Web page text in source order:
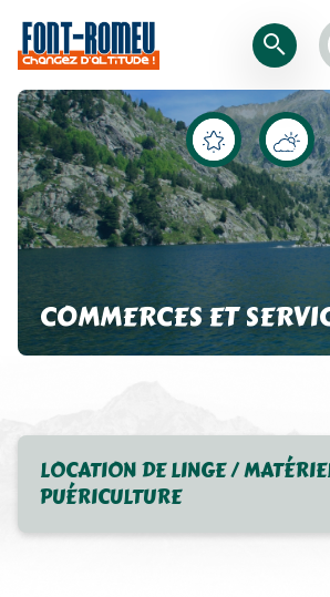
COMMERCES ET
LOCATION DE LINGE /
PUÉRICULTURE